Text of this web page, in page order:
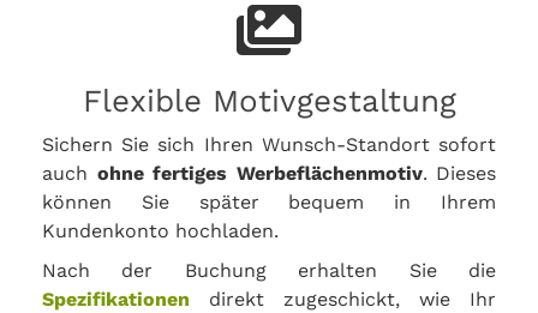
Flexible Motivgestaltung
Sichern Sie sich Ihren Wunsch-Standort sofort
auch ohne fertiges Werbeflächenmotiv. Dieses
können Sie später bequem in Ihrem
Kundenkonto hochladen.
Nach der Buchung erhalten Sie die
Spezifikationen direkt zugeschickt, wie Ihr